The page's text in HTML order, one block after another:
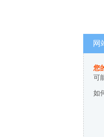
网
您
可
如